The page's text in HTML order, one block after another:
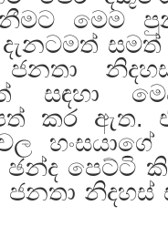
මෙම
සඳහා
කර ඇත.
ඡන්ද පෙට්ටි
ජනතා